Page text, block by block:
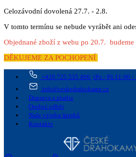
Celozávodní dovolená 27.7. - 2.8.
V tomto termínu se nebude vyrábět ani
Objednané zboží z webu po 20.7.
DĚKUJEME ZA POCHOPENÍ
+420 725 535 406 (Po - Pá 11:00 -
info@ceskedrahokamy.cz
Doprava a platba
Osobní odběr
Naše výroba šperků
Kontakty